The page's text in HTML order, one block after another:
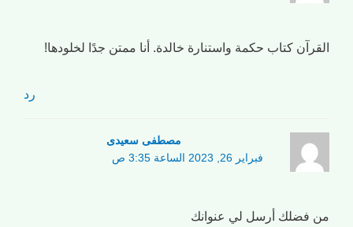
القرآن كتاب حكمة واستنارة خالدة. أنا ممتن جدًا لخلودها!
رد
مصطفی سعیدی
فبراير 26, 2023 الساعة 3:35 ص
من فضلك أرسل لي عنوانك